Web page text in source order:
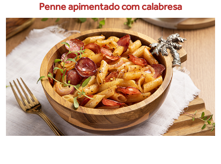
Penne apimentado com calabresa